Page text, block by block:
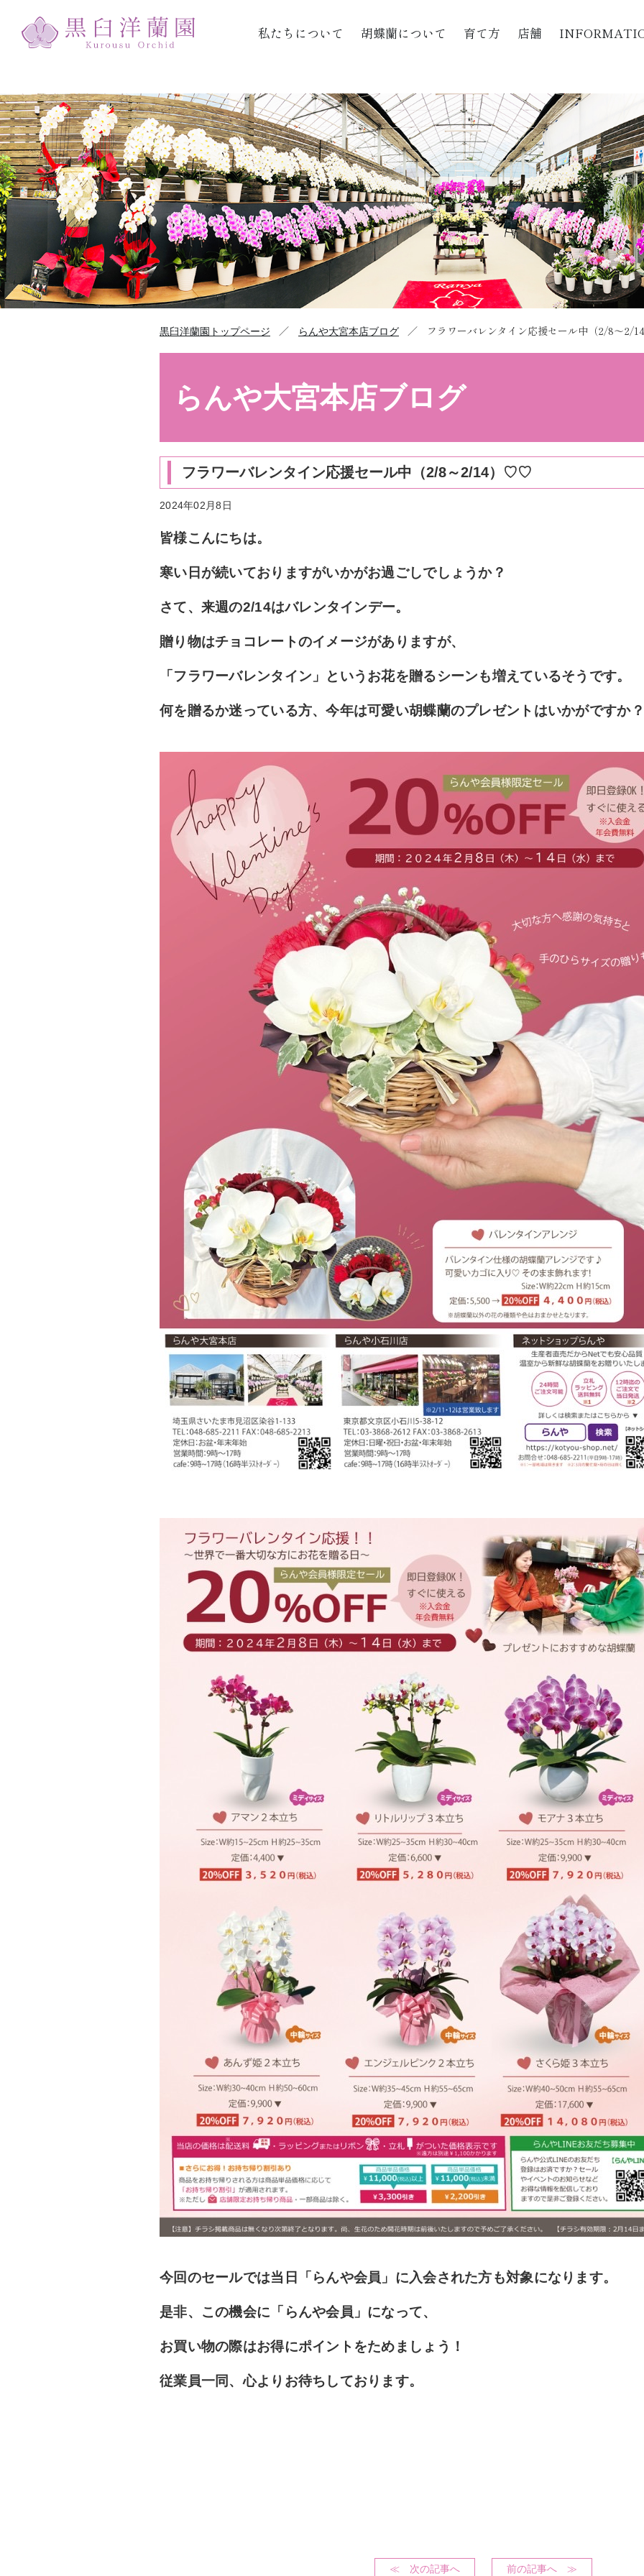
私たちについて 胡蝶蘭について 育て方 店舗
黒臼洋蘭園トップページ ／ らんや大宮本店ブログ ／ フラワーバレンタイン応援セール中（2/8～
らんや大宮本店ブログ
フラワーバレンタイン応援セール中（2/8～2/14）♡♡
2024年02月8日
皆様こんにちは。
寒い日が続いておりますがいかがお過ごしでしょうか？
さて、来週の2/14はバレンタインデー。
贈り物はチョコレートのイメージがありますが、
「フラワーバレンタイン」というお花を贈るシーンも増えているそうです。
何を贈るか迷っている方、今年は可愛い胡蝶蘭のプレゼントはいかがですか？
今回のセールでは当日「らんや会員」に入会された方も対象になります。
是非、この機会に「らんや会員」になって、
お買い物の際はお得にポイントをためましょう！
従業員一同、心よりお待ちしております。
≪ 次の記事へ 前の記事へ ≫